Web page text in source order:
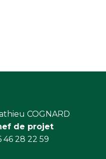
COGNARD
de projet
46 28 22 59